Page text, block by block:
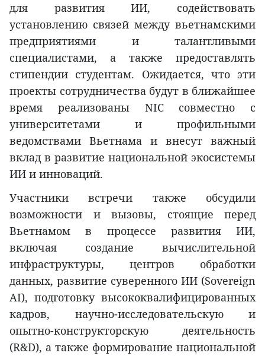
для развития ИИ, содействовать
установлению связей между вьетнамскими
предприятиями и талантливыми
специалистами, а также предоставлять
стипендии студентам. Ожидается, что эти
проекты сотрудничества будут в ближайшее
время реализованы NIC совместно с
университетами и профильными
ведомствами Вьетнама и внесут важный
вклад в развитие национальной экосистемы
ИИ и инноваций.
Участники встречи также обсудили
возможности и вызовы, стоящие перед
Вьетнамом в процессе развития ИИ,
включая создание вычислительной
инфраструктуры, центров обработки
данных, развитие суверенного ИИ (Sovereign
AI), подготовку высококвалифицированных
кадров, научно-исследовательскую и
опытно-конструкторскую деятельность
(R&D), а также формирование национальной